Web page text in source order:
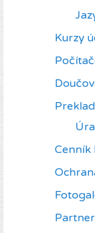
Kurzy
Cenník